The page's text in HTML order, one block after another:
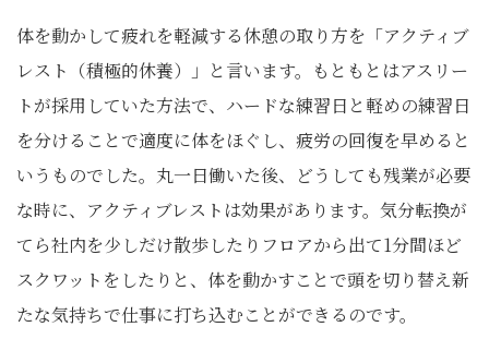
体を動かして疲れを軽減する休憩の取り方を「アクティブ
レスト（積極的休養）」と言います。もともとはアスリー
トが採用していた方法で、ハードな練習日と軽めの練習日
を分けることで適度に体をほぐし、疲労の回復を早めると
いうものでした。丸一日働いた後、どうしても残業が必要
な時に、アクティブレストは効果があります。気分転換が
てら社内を少しだけ散歩したりフロアから出て1分間ほど
スクワットをしたりと、体を動かすことで頭を切り替え新
たな気持ちで仕事に打ち込むことができるのです。